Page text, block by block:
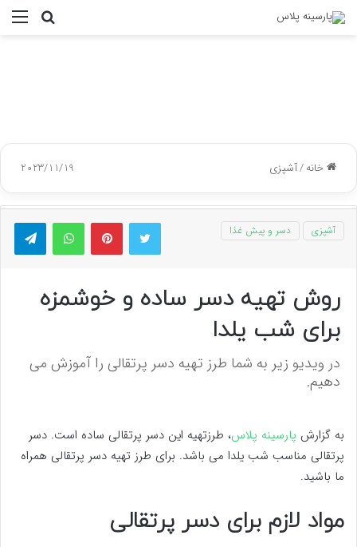
جستجو
خانه/آشپزی 2023/11/19
توییتر پینتریستواتس آپ
آشپزی دسر و پیش غذا
روش تهیه دسر ساده و خوشمزه
برای شب یلدا
در ویدیو زیر به شما طرز تهیه دسر پرتقالی را آموزش می
دهیم.
به گزارش پارسینه پلاس، طرزتهیه این دسر پرتقالی ساده است. دسر
پرتقالی مناسب شب یلدا می باشد. برای طرز تهیه دسر پرتقالی همراه
ما باشید.
مواد لازم برای دسر پرتقالی